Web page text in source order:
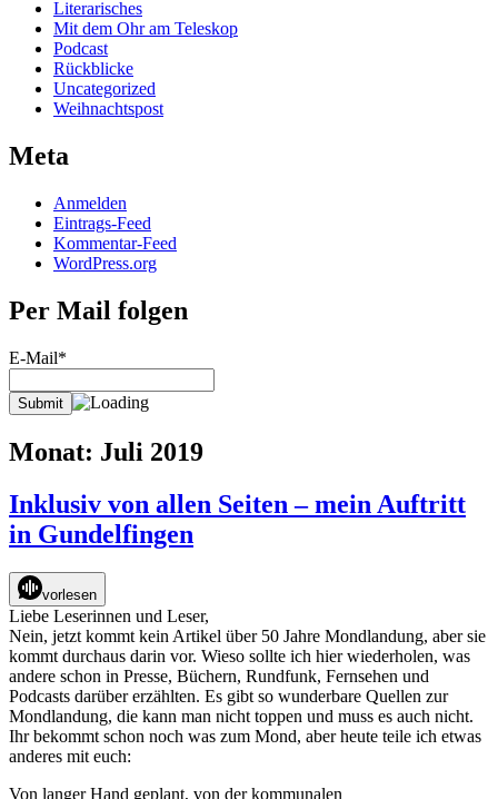
Literarisches
Mit dem Ohr am Teleskop
Podcast
Rückblicke
Uncategorized
Weihnachtspost
Meta
Anmelden
Eintrags-Feed
Kommentar-Feed
WordPress.org
Per Mail folgen
E-Mail*
Monat: Juli 2019
Inklusiv von allen Seiten – mein Auftritt
in Gundelfingen
vorlesen
Liebe Leserinnen und Leser,
Nein, jetzt kommt kein Artikel über 50 Jahre Mondlandung, aber sie
kommt durchaus darin vor. Wieso sollte ich hier wiederholen, was
andere schon in Presse, Büchern, Rundfunk, Fernsehen und
Podcasts darüber erzählten. Es gibt so wunderbare Quellen zur
Mondlandung, die kann man nicht toppen und muss es auch nicht.
Ihr bekommt schon noch was zum Mond, aber heute teile ich etwas
anderes mit euch:
Von langer Hand geplant, von der kommunalen